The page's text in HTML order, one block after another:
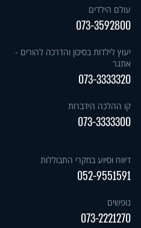
עולם הילדים
073-3592800
יעוץ לילדות בסיכון והדרכה להורים -
אתגר
073-3333320
קו ההלכה הידברות
073-3333300
דיווח וסיוע במקרי התבוללות
052-9551591
נופשים
073-2221270